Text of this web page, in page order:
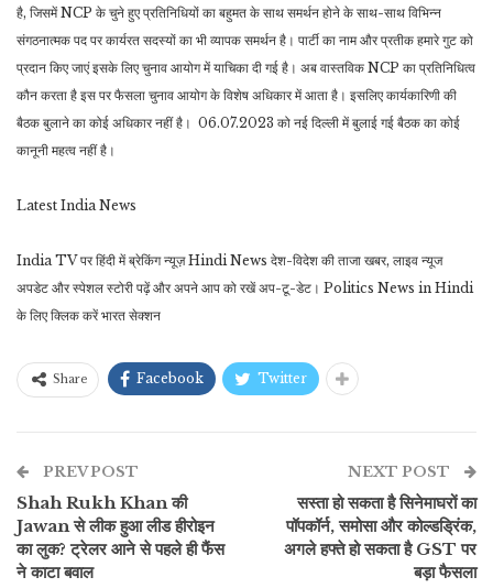
है, जिसमें NCP के चुने हुए प्रतिनिधियों का बहुमत के साथ समर्थन होने के साथ-साथ विभिन्न
संगठनात्मक पद पर कार्यरत सदस्यों का भी व्यापक समर्थन है। पार्टी का नाम और प्रतीक हमारे गुट को
प्रदान किए जाएं इसके लिए चुनाव आयोग में याचिका दी गई है। अब वास्तविक NCP का प्रतिनिधित्व
कौन करता है इस पर फैसला चुनाव आयोग के विशेष अधिकार में आता है। इसलिए कार्यकारिणी की
बैठक बुलाने का कोई अधिकार नहीं है। 06.07.2023 को नई दिल्ली में बुलाई गई बैठक का कोई
कानूनी महत्व नहीं है।
Latest India News
India TV पर हिंदी में ब्रेकिंग न्यूज़ Hindi News देश-विदेश की ताजा खबर, लाइव न्यूज
अपडेट और स्‍पेशल स्‍टोरी पढ़ें और अपने आप को रखें अप-टू-डेट। Politics News in Hindi
के लिए क्लिक करें भारत सेक्‍शन
Share Facebook Twitter
PREV POST
Shah Rukh Khan की
Jawan से लीक हुआ लीड हीरोइन
का लुक? ट्रेलर आने से पहले ही फैंस
ने काटा बवाल
NEXT POST
सस्ता हो सकता है सिनेमाघरों का
पॉपकॉर्न, समोसा और कोल्डड्रिंक,
अगले हफ्ते हो सकता है GST पर
बड़ा फैसला